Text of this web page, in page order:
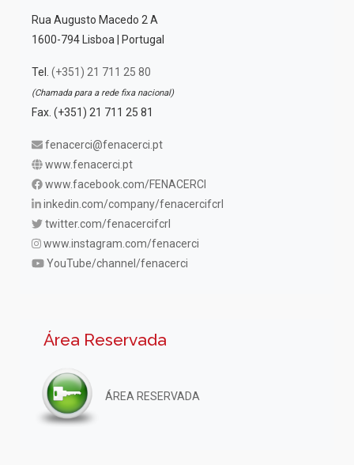
Rua Augusto Macedo 2 A
1600-794 Lisboa | Portugal
Tel. (+351) 21 711 25 80
(Chamada para a rede fixa nacional)
Fax. (+351) 21 711 25 81
fenacerci@fenacerci.pt
www.fenacerci.pt
www.facebook.com/FENACERCI
inkedin.com/company/fenacercifcrl
twitter.com/fenacercifcrl
www.instagram.com/fenacerci
YouTube/channel/fenacerci
Área Reservada
ÁREA RESERVADA